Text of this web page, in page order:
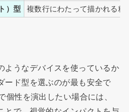
）型 複数行にわたって描かれる精
ようなデバイスを使っているか
ード型を選ぶのが最も安全で
個性を演出したい場合には、